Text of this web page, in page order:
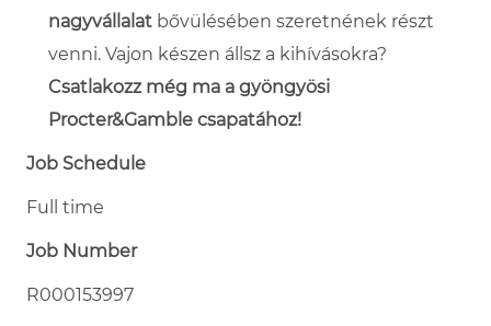
nagyvállalat bővülésében szeretnének részt
venni. Vajon készen állsz a kihívásokra?
Csatlakozz még ma a gyöngyösi
Procter&Gamble csapatához!
Job Schedule
Full time
Job Number
R000153997